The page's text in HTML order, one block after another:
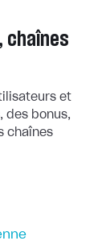
chaînes
et
des bonus,
chaînes